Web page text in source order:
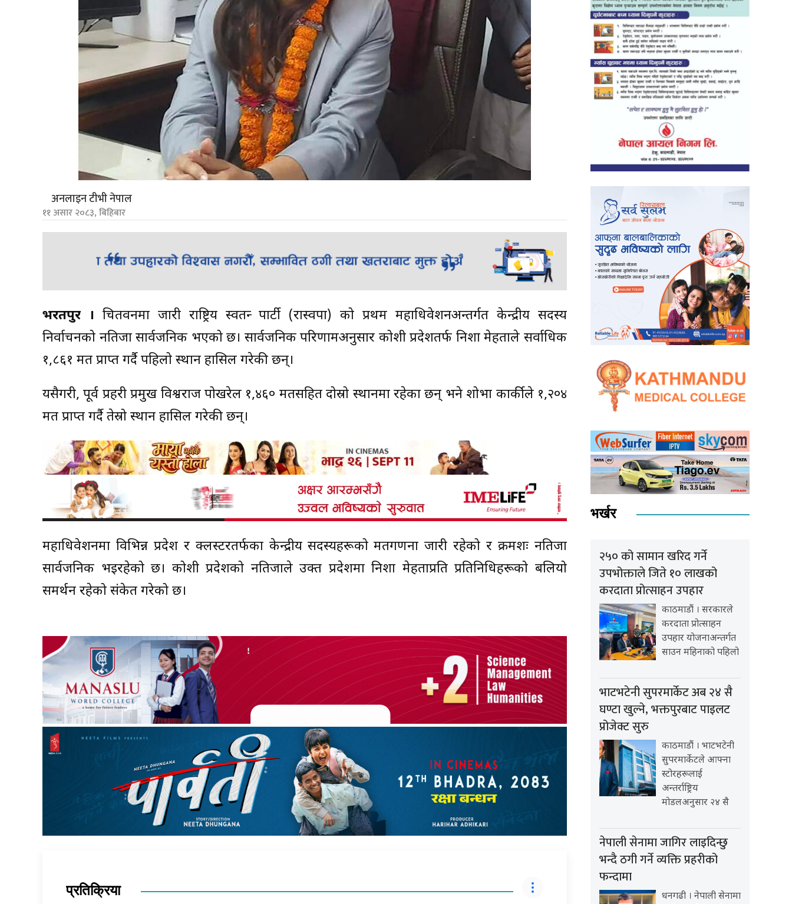
अनलाइन टीभी नेपाल
११ असार २०८३, बिहिबार
भरतपुर । चितवनमा जारी राष्ट्रिय स्वतन्त्र पार्टी (रास्वपा) को प्रथम महाधिवेशनअन्तर्गत केन्द्रीय सदस्य
निर्वाचनको नतिजा सार्वजनिक भएको छ। सार्वजनिक परिणामअनुसार कोशी प्रदेशतर्फ निशा मेहताले सर्वाधिक
१,८६१ मत प्राप्त गर्दै पहिलो स्थान हासिल गरेकी छन्।
यसैगरी, पूर्व प्रहरी प्रमुख विश्वराज पोखरेल १,४६० मतसहित दोस्रो स्थानमा रहेका छन् भने शोभा कार्कीले १,२०४
मत प्राप्त गर्दै तेस्रो स्थान हासिल गरेकी छन्।
महाधिवेशनमा विभिन्न प्रदेश र क्लस्टरतर्फका केन्द्रीय सदस्यहरूको मतगणना जारी रहेको र क्रमशः नतिजा
सार्वजनिक भइरहेको छ। कोशी प्रदेशको नतिजाले उक्त प्रदेशमा निशा मेहताप्रति प्रतिनिधिहरूको बलियो
समर्थन रहेको संकेत गरेको छ।
प्रतिक्रिया
भर्खर
२५० को सामान खरिद गर्ने
उपभोक्ताले जिते १० लाखको
करदाता प्रोत्साहन उपहार
काठमाडौं । सरकारले
करदाता प्रोत्साहन
उपहार योजनाअन्तर्गत
साउन महिनाको पहिलो
भाटभटेनी सुपरमार्केट अब २४ सै
घण्टा खुल्ने, भक्तपुरबाट पाइलट
प्रोजेक्ट सुरु
काठमाडौं । भाटभटेनी
सुपरमार्केटले आफ्ना
स्टोरहरूलाई
अन्तर्राष्ट्रिय
मोडलअनुसार २४ सै
नेपाली सेनामा जागिर लाइदिन्छु
भन्दै ठगी गर्ने व्यक्ति प्रहरीको
फन्दामा
धनगढी । नेपाली सेनामा